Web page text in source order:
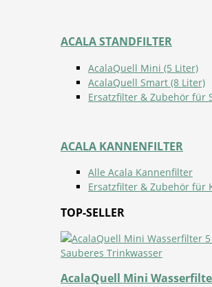
ACALA STANDFILTER
AcalaQuell Mini (5 Liter)
AcalaQuell Smart (8 Liter)
Ersatzfilter & Zubehör für
ACALA KANNENFILTER
Alle Acala Kannenfilter
Ersatzfilter & Zubehör für
TOP-SELLER
AcalaQuell Mini